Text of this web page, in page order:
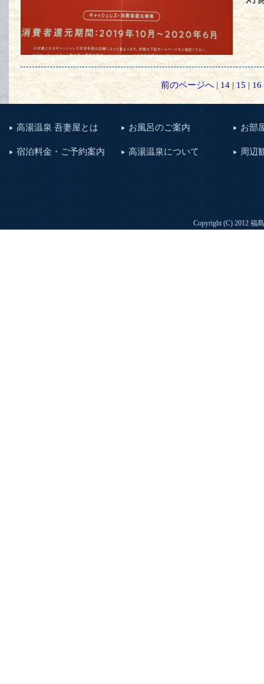
前のページへ|14|15 |16
高湯温泉 吾妻屋とは お風呂のご案内 お部
宿泊料金・ご予約案内 高湯温泉について 周辺
Copyright (C) 2012 福